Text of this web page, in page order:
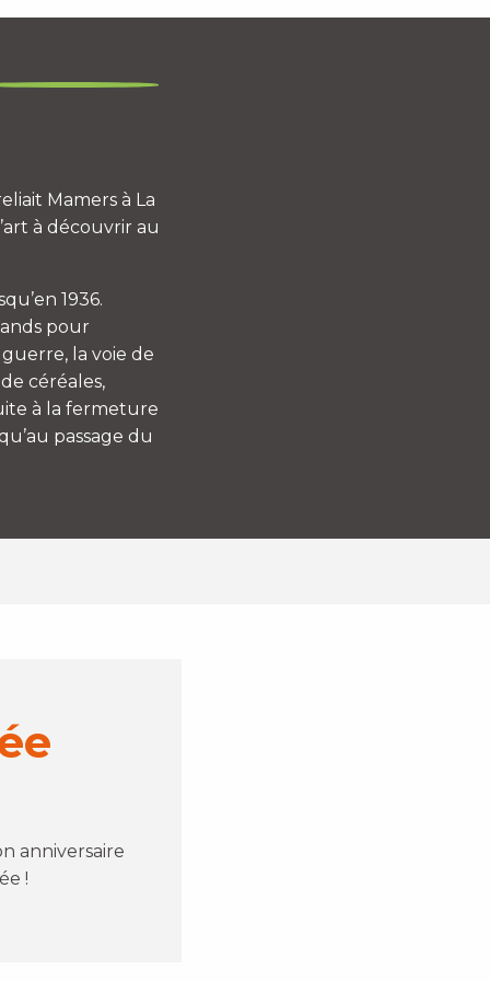
Mamers à La
à découvrir au
1936.
pour
la voie de
céréales,
à la fermeture
passage du
anniversaire
!